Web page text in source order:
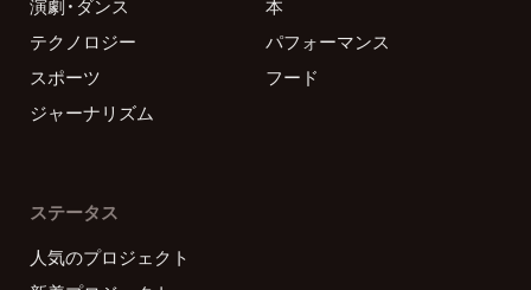
演劇・ダンス
本
テクノロジー
パフォーマンス
スポーツ
フード
ジャーナリズム
ステータス
人気のプロジェクト